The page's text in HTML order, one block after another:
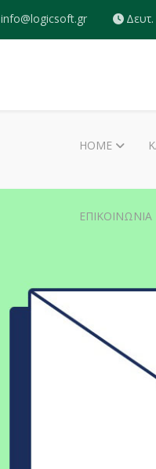
info@logicsoft.gr
HOME
ΕΠΙΚΟΙΝΩΝΊΑ